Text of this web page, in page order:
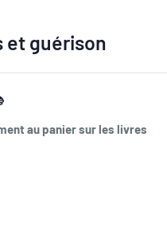
et guérison
au panier sur les livres